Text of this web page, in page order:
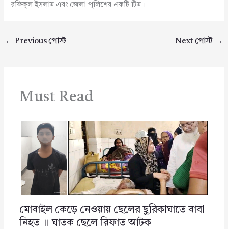
রফিকুল ইসলাম এবং জেলা পুলিশের একটি টিম।
← Previous পোস্ট Next পোস্ট →
Must Read
মোবাইল কেড়ে নেওয়ায় ছেলের ছুরিকাঘাতে বাবা
নিহত ॥ ঘাতক ছেলে রিফাত আটক